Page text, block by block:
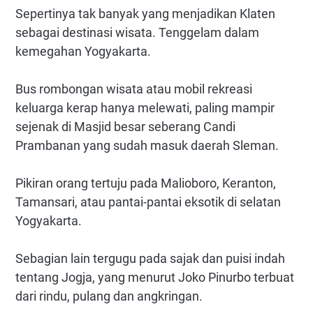
Sepertinya tak banyak yang menjadikan Klaten
sebagai destinasi wisata. Tenggelam dalam
kemegahan Yogyakarta.
Bus rombongan wisata atau mobil rekreasi
keluarga kerap hanya melewati, paling mampir
sejenak di Masjid besar seberang Candi
Prambanan yang sudah masuk daerah Sleman.
Pikiran orang tertuju pada Malioboro, Keranton,
Tamansari, atau pantai-pantai eksotik di selatan
Yogyakarta.
Sebagian lain tergugu pada sajak dan puisi indah
tentang Jogja, yang menurut Joko Pinurbo terbuat
dari rindu, pulang dan angkringan.